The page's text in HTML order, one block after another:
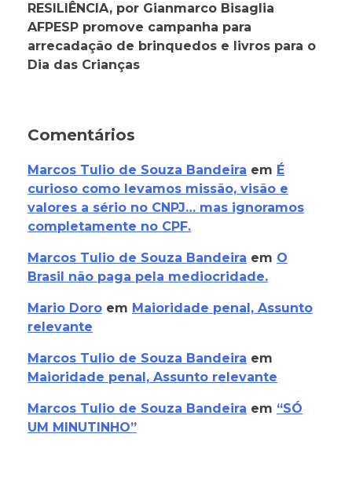
RESILIÊNCIA, por Gianmarco Bisaglia
AFPESP promove campanha para
arrecadação de brinquedos e livros para o
Dia das Crianças
Comentários
Marcos Tulio de Souza Bandeira em É
curioso como levamos missão, visão e
valores a sério no CNPJ… mas ignoramos
completamente no CPF.
Marcos Tulio de Souza Bandeira em O
Brasil não paga pela mediocridade.
Mario Doro em Maioridade penal, Assunto
relevante
Marcos Tulio de Souza Bandeira em
Maioridade penal, Assunto relevante
Marcos Tulio de Souza Bandeira em “SÓ
UM MINUTINHO”